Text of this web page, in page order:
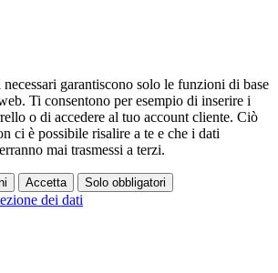
garantiscono solo le funzioni di base
Ti consentono per esempio di inserire i
o di accedere al tuo account cliente. Ciò
ci è possibile risalire a te e che i dati
mai trasmessi a terzi.
Accetta Solo obbligatori
dei dati